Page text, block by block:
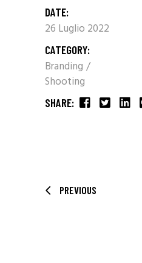
DATE:
26 Luglio 2022
CATEGORY:
Branding
Shooting
SHARE:
PREVIOUS